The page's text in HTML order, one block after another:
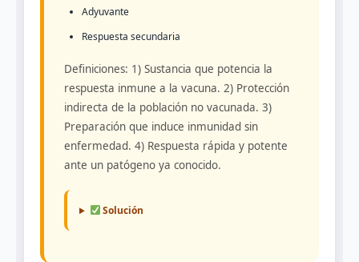
Adyuvante
Respuesta secundaria
Definiciones: 1) Sustancia que potencia la
respuesta inmune a la vacuna. 2) Protección
indirecta de la población no vacunada. 3)
Preparación que induce inmunidad sin
enfermedad. 4) Respuesta rápida y potente
ante un patógeno ya conocido.
Solución